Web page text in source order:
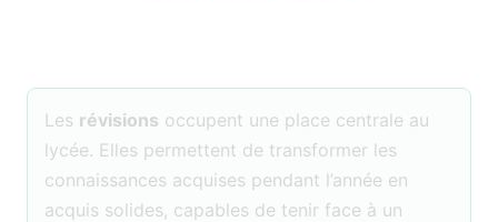
Les révisions occupent une place centrale au
lycée. Elles permettent de transformer les
connaissances acquises pendant l’année en
acquis solides, capables de tenir face à un